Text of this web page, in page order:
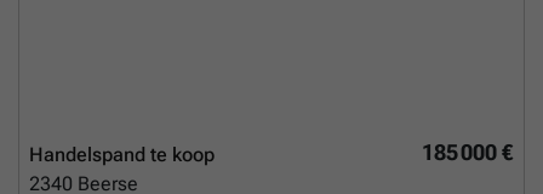
185 000 €
Handelspand te koop
2340 Beerse